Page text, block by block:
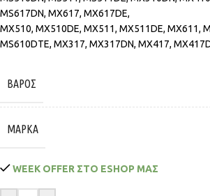
MS617DN, MX617, MX617DE,
MX510, MX510DE, MX511, MX511DE, MX611,
MS610DTE, MX317, MX317DN, MX417,
ΒΆΡΟΣ
ΜΆΡΚΑ
WEEK OFFER ΣΤΟ ESHOP ΜΑΣ